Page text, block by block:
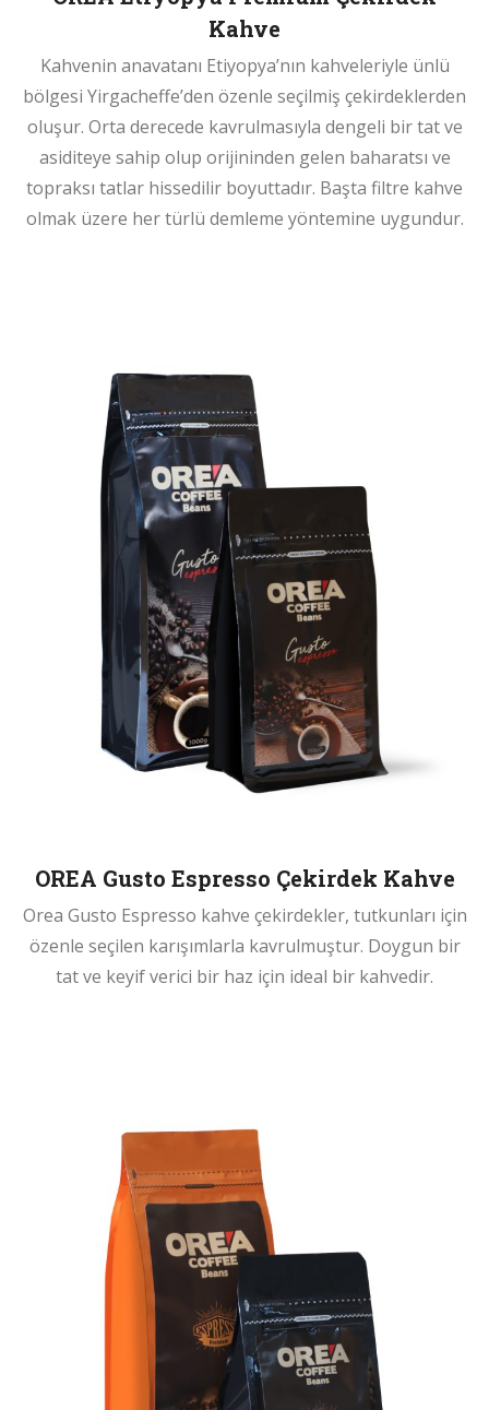
Kahve
Kahvenin anavatanı Etiyopya’nın kahveleriyle ünlü
bölgesi Yirgacheffe’den özenle seçilmiş çekirdeklerden
oluşur. Orta derecede kavrulmasıyla dengeli bir tat ve
asiditeye sahip olup orijininden gelen baharatsı ve
topraksı tatlar hissedilir boyuttadır. Başta filtre kahve
olmak üzere her türlü demleme yöntemine uygundur.
OREA Gusto Espresso Çekirdek Kahve
Orea Gusto Espresso kahve çekirdekler, tutkunları için
özenle seçilen karışımlarla kavrulmuştur. Doygun bir
tat ve keyif verici bir haz için ideal bir kahvedir.